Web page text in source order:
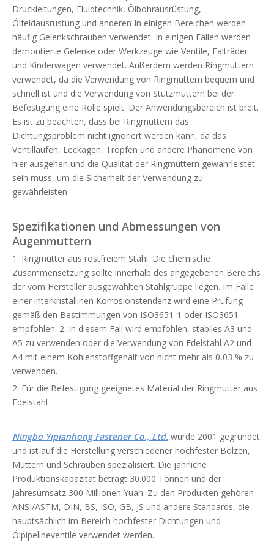
Druckleitungen, Fluidtechnik, Ölbohrausrüstung,
Ölfeldausrüstung und anderen In einigen Bereichen werden
häufig Gelenkschrauben verwendet. In einigen Fällen werden
demontierte Gelenke oder Werkzeuge wie Ventile, Falträder
und Kinderwagen verwendet. Außerdem werden Ringmuttern
verwendet, da die Verwendung von Ringmuttern bequem und
schnell ist und die Verwendung von Stützmuttern bei der
Befestigung eine Rolle spielt. Der Anwendungsbereich ist breit.
Es ist zu beachten, dass bei Ringmuttern das
Dichtungsproblem nicht ignoriert werden kann, da das
Ventillaufen, Leckagen, Tropfen und andere Phänomene von
hier ausgehen und die Qualität der Ringmuttern gewährleistet
sein muss, um die Sicherheit der Verwendung zu
gewährleisten.
Spezifikationen und Abmessungen von
Augenmuttern
1. Ringmutter aus rostfreiem Stahl. Die chemische
Zusammensetzung sollte innerhalb des angegebenen Bereichs
der vom Hersteller ausgewählten Stahlgruppe liegen. Im Falle
einer interkristallinen Korrosionstendenz wird eine Prüfung
gemäß den Bestimmungen von ISO3651-1 oder ISO3651
empfohlen. 2, in diesem Fall wird empfohlen, stabiles A3 und
A5 zu verwenden oder die Verwendung von Edelstahl A2 und
A4 mit einem Kohlenstoffgehalt von nicht mehr als 0,03 % zu
verwenden.
2. Für die Befestigung geeignetes Material der Ringmutter aus
Edelstahl
Ningbo Yipianhong Fastener Co., Ltd. wurde 2001 gegründet
und ist auf die Herstellung verschiedener hochfester Bolzen,
Muttern und Schrauben spezialisiert. Die jährliche
Produktionskapazität beträgt 30.000 Tonnen und der
Jahresumsatz 300 Millionen Yuan. Zu den Produkten gehören
ANSI/ASTM, DIN, BS, ISO, GB, JS und andere Standards, die
hauptsächlich im Bereich hochfester Dichtungen und
Ölpipelineventile verwendet werden.